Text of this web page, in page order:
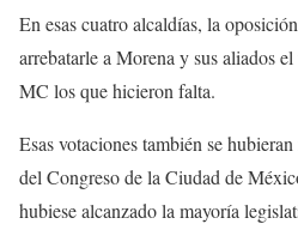
En esas cuatro alcaldías, la
arrebatarle a Morena y sus aliados
MC los que hicieron falta.
Esas votaciones también se
del Congreso de la Ciudad de
hubiese alcanzado la mayoría